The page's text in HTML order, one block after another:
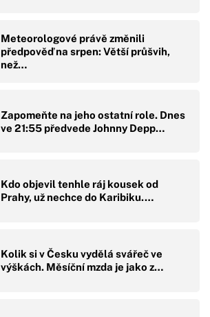
Meteorologové právě změnili
předpověď na srpen: Větší průšvih,
než…
Zapomeňte na jeho ostatní role. Dnes
ve 21:55 předvede Johnny Depp…
Kdo objevil tenhle ráj kousek od
Prahy, už nechce do Karibiku.…
Kolik si v Česku vydělá svářeč ve
výškách. Měsíční mzda je jako z…